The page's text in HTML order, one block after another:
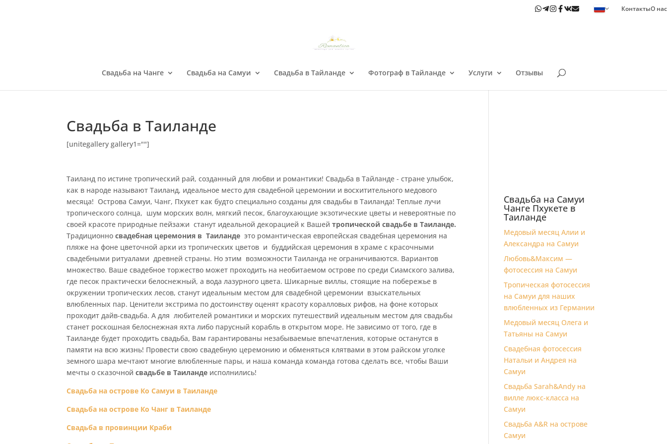
КонтактыО нас
Свадьба на Чанге Свадьба на Самуи Свадьба в Тайланде Фотограф в Тайланде Услуги Отзывы
Свадьба в Таиланде
[unitegallery gallery1=""]
Таиланд по истине тропический рай, созданный для любви и романтики! Свадьба в Тайланде - стране улыбок,
как в народе называют Таиланд, идеальное место для свадебной церемонии и восхитительного медового
месяца! Острова Самуи, Чанг, Пхукет как будто специально созданы для свадьбы в Таиланда! Теплые лучи
тропического солнца, шум морских волн, мягкий песок, благоухающие экзотические цветы и невероятные по
своей красоте природные пейзажи станут идеальной декорацией к Вашейтропической свадьбе в Таиланде.
Традиционносвадебная церемония в Таиланде это романтическая европейская свадебная церемония на
пляже на фоне цветочной арки из тропических цветов и буддийская церемония в храме с красочными
свадебными ритуалами древней страны. Но этим возможности Таиланда не ограничиваются. Вариантов
множество. Ваше свадебное торжество может проходить на необитаемом острове по среди Сиамского залива,
где песок практически белоснежный, а вода лазурного цвета. Шикарные виллы, стоящие на побережье в
окружении тропических лесов, станут идеальным местом для свадебной церемонии взыскательных
влюбленных пар. Ценители экстрима по достоинству оценят красоту коралловых рифов, на фоне которых
проходит дайв-свадьба. А для любителей романтики и морских путешествий идеальным местом для свадьбы
станет роскошная белоснежная яхта либо парусный корабль в открытом море. Не зависимо от того, где в
Таиланде будет проходить свадьба, Вам гарантированы незабываемые впечатления, которые останутся в
памяти на всю жизнь! Провести свою свадебную церемонию и обменяться клятвами в этом райском уголке
земного шара мечтают многие влюбленные пары, и наша команда команда готова сделать все, чтобы Ваши
мечты о сказочнойсвадьбе в Таиланде исполнились!
Свадьба на острове Ко Самуи в Таиланде
Свадьба на острове Ко Чанг в Таиланде
Свадьба в провинции Краби
Свадьба на Самуи
Чанге Пхукете в
Таиланде
Медовый месяц Алии и
Александра на Самуи
Любовь&Максим —
фотосессия на Самуи
Тропическая фотосессия
на Самуи для наших
влюбленных из Германии
Медовый месяц Олега и
Татьяны на Самуи
Свадебная фотосессия
Натальи и Андрея на
Самуи
Свадьба Sarah&Andy на
вилле люкс-класса на
Самуи
Свадьба A&R на острове
Самуи